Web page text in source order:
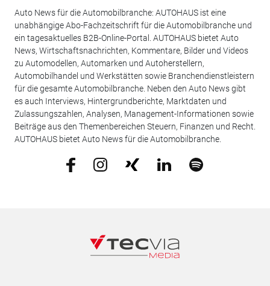
Auto News für die Automobilbranche: AUTOHAUS ist eine
unabhängige Abo-Fachzeitschrift für die Automobilbranche und
ein tagesaktuelles B2B-Online-Portal. AUTOHAUS bietet Auto
News, Wirtschaftsnachrichten, Kommentare, Bilder und Videos
zu Automodellen, Automarken und Autoherstellern,
Automobilhandel und Werkstätten sowie Branchendienstleistern
für die gesamte Automobilbranche. Neben den Auto News gibt
es auch Interviews, Hintergrundberichte, Marktdaten und
Zulassungszahlen, Analysen, Management-Informationen sowie
Beiträge aus den Themenbereichen Steuern, Finanzen und Recht.
AUTOHAUS bietet Auto News für die Automobilbranche.